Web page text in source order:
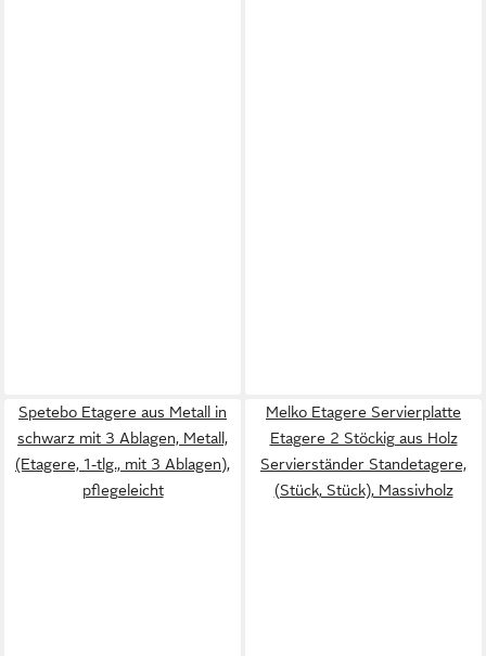
Spetebo Etagere aus Metall in
schwarz mit 3 Ablagen, Metall,
(Etagere, 1-tlg., mit 3 Ablagen),
pflegeleicht
Melko Etagere Servierplatte
Etagere 2 Stöckig aus Holz
Servierständer Standetagere,
(Stück, Stück), Massivholz